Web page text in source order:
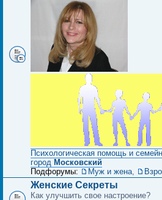
Психологическая помощь и
город Московский
Подфорумы:
Муж и жена,
Женские Секреты
Как улучшить свое настроение?